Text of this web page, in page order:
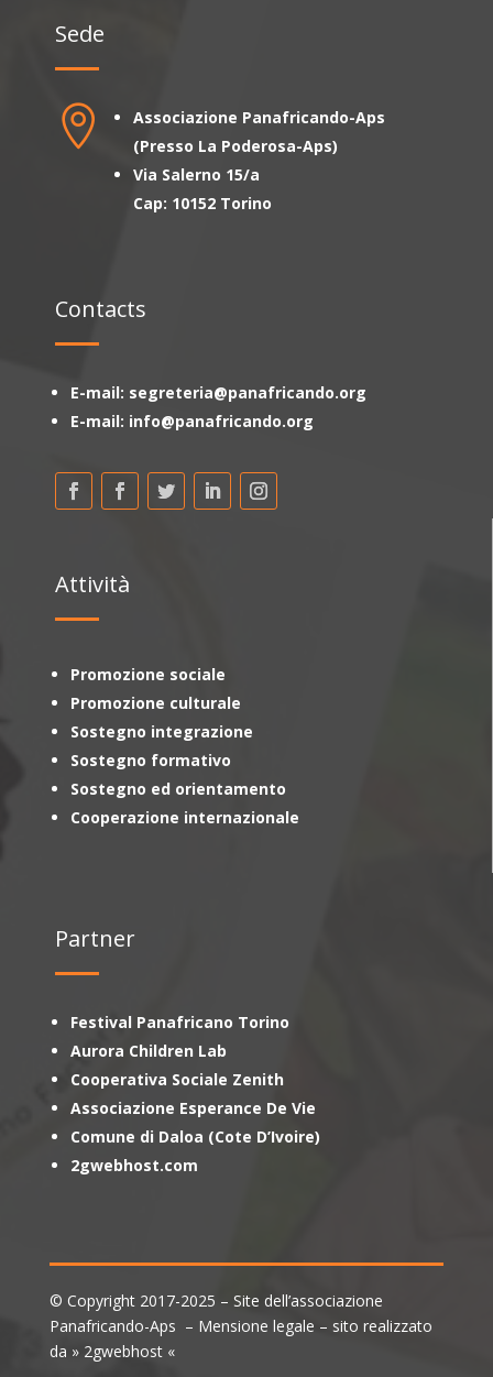
Sede

Associazione Panafricando-Aps
(Presso La Poderosa-Aps)
Via Salerno 15/a
Cap: 10152 Torino
Contacts
E-mail: segreteria@panafricando.org
E-mail: info@panafricando.org
Attività
Promozione sociale
Promozione culturale
Sostegno integrazione
Sostegno formativo
Sostegno ed orientamento
Cooperazione internazionale
Partner
Festival Panafricano Torino
Aurora Children Lab
Cooperativa Sociale Zenith
Associazione Esperance De Vie
Comune di Daloa (Cote D’Ivoire)
2gwebhost.com
© Copyright 2017-2025 – Site dell’associazione
Panafricando-Aps – Mensione legale – sito realizzato
da » 2gwebhost «